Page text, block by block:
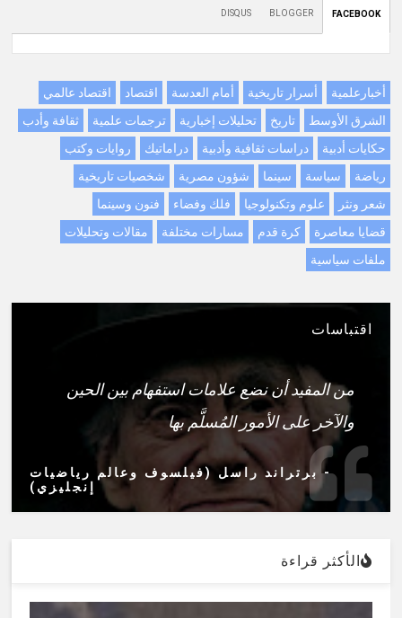
FACEBOOK
BLOGGER
DISQUS
أخبارعلمية أسرار تاريخية أمام العدسة اقتصاد
اقتصاد عالمي
الشرق الأوسط
تاريخ تحليلات إخبارية ترجمات علمية
ثقافة وأدب
حكايات أدبية
دراسات ثقافية وأدبية دراماتيك
روايات وكتب
رياضة
سياسة سينما شؤون مصرية
شخصيات تاريخية
شعر ونثر
علوم وتكنولوجيا فلك وفضاء
فنون وسينما
قضايا معاصرة
كرة قدم مسارات مختلفة
مقالات وتحليلات
ملفات سياسية
اقتباسات
من المفيد أن نضع علامات استفهام بين الحين
والآخر على الأمور المُسلَّم بها
- برتراند راسل (فيلسوف وعالم رياضيات
إنجليزي)
الأكثر قراءة